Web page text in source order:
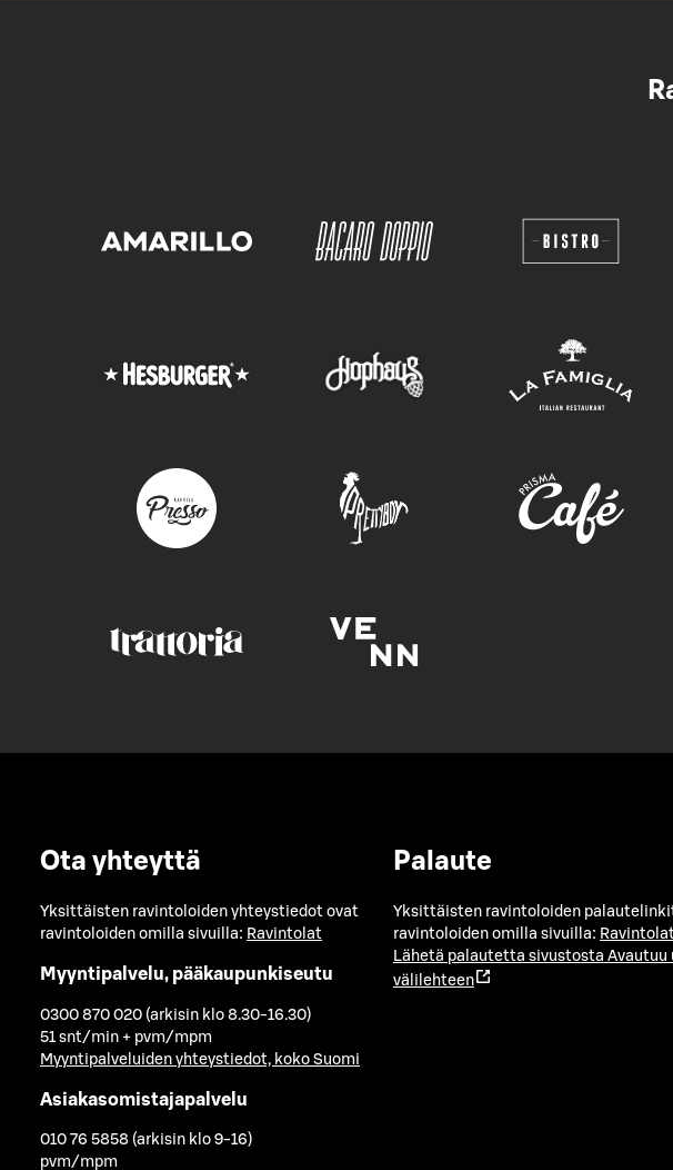
Ota yhteyttä
Yksittäisten ravintoloiden yhteystiedot ovat
ravintoloiden omilla sivuilla: Ravintolat
Myyntipalvelu, pääkaupunkiseutu
0300 870 020 (arkisin klo 8.30-16.30)
51 snt/min + pvm/mpm
Myyntipalveluiden yhteystiedot, koko Suomi
Asiakasomistajapalvelu
010 76 5858 (arkisin klo 9-16)
pvm/mpm
Palaute
Yksittäisten ravintoloiden
ravintoloiden omilla sivuilla:
Lähetä palautetta sivustosta Avautuu
välilehteen